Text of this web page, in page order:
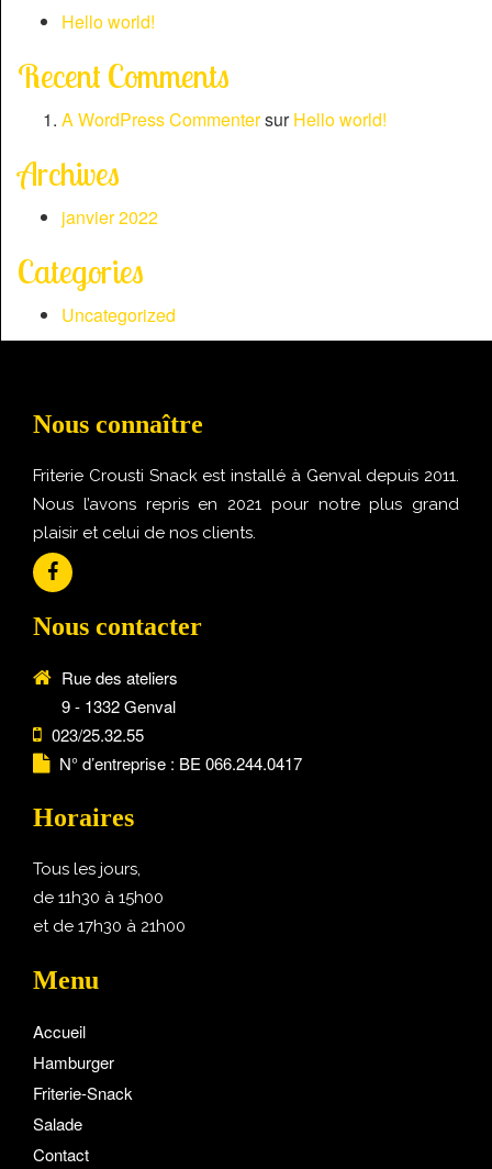
Hello world!
Recent Comments
A WordPress CommentersurHello world!
Archives
janvier 2022
Categories
Uncategorized
Nous connaître
Friterie Crousti Snack est installé à Genval depuis 2011.
Nous l’avons repris en 2021 pour notre plus grand
plaisir et celui de nos clients.
Nous contacter
Rue des ateliers
9 - 1332 Genval
023/25.32.55
N° d’entreprise : BE 066.244.0417
Horaires
Tous les jours,
de 11h30 à 15h00
et de 17h30 à 21h00
Menu
Accueil
Hamburger
Friterie-Snack
Salade
Contact